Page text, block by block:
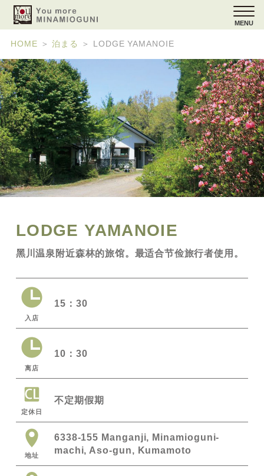
MENU
HOME ＞泊まる ＞ LODGE YAMANOIE
LODGE YAMANOIE
黑川温泉附近森林的旅馆。最适合节俭旅行者使用。
入店
15：30
离店
10：30
定休日
不定期假期
地址
6338-155 Manganji, Minamioguni-
machi, Aso-gun, Kumamoto